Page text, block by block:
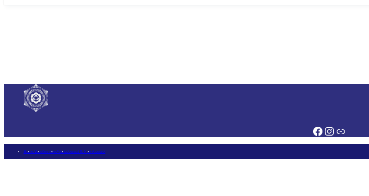
HomeAboutServicesWorksJournal & NewsContact